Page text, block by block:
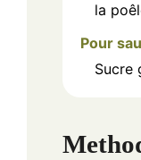
la
Pour
Sucre